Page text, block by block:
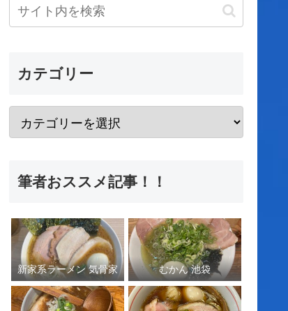
カテゴリー
筆者おススメ記事！！
新家系ラーメン 気骨家 むかん 池袋